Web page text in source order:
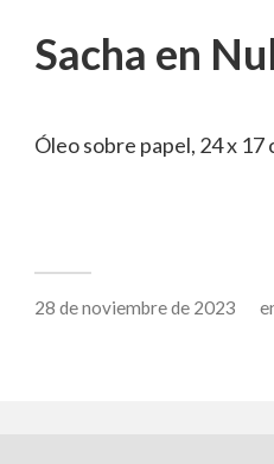
Sacha en
Óleo sobre papel, 24 x 17
28 de noviembre de 2023